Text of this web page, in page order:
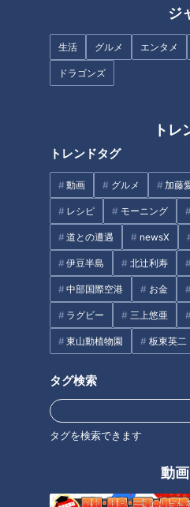
ジ
生活 グルメ エンタメ
ドラゴンズ
トレ
トレンドタグ
動画 グルメ 加藤
レシピ モーニング
道との遭遇 newsX
伊豆半島 北辻利寿
中部国際空港 お金
ラグビー 三上悠亜
東山動植物園 板東英二
タグ検索
タグを検索できます
動
る！？モーニングの街、愛知・
一宮市のお値打ちグルメをご紹
きしめんにエビフライ！？アス
ナル金山で名古屋めしを存分に
楽しめる居酒屋「てしごと家」
新米シーズン到来!達人激推し!
る東海地方の激ウマ“ごはんのお
タグ